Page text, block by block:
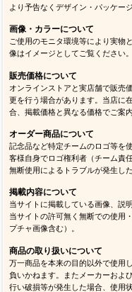
より予告なくデザイン・パッケー
画像・カラーについて
ご使用のモニタ環境等により実物
像はイメージとしてご覧ください。
販売価格について
オンラインストアと実店舗で販売
更を行う場合があります。当店に
合、掲載価格と異なる価格でご案
オーダー商品について
記念品など特定チームのロゴ等を
客様自身でロゴ権利者（チーム責
無断使用によるトラブルが発生し
掲載内容について
当サイトに掲載している画像、説
当サイトの許可無く無断での使用
プチャ画像含む）。
商品の取り扱いについて
万一商品を本来の目的以外で使用
負いかねます。またメーカーおよ
行い破損等が発生した場合、使用